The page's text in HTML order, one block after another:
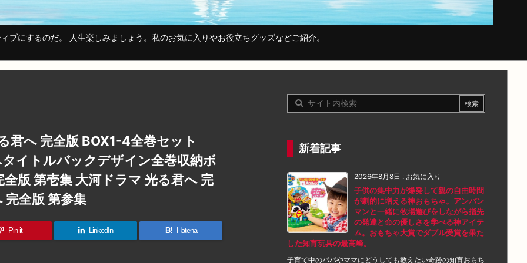
にするのだ。 人生楽しみましょう。私のお気に入りやお役立ちグッズなどご紹介。
君へ 完全版 BOX1-4全巻セット
イトルバックデザイン全巻収納ボ
版 第壱集 大河ドラマ 光る君へ 完
完全版 第参集
Pin it LinkedIn B! Hatena
新着記事
2026年8月8日 : お気に入り
子供の集中力が爆発して親の自由時間
が劇的に増える神おもちゃ。アンパン
マンと一緒に牧場遊びをしながら指先
の発達と命の優しさを学べる神アイテ
ム。おもちゃ大賞でダブル受賞を果た
した知育玩具の最高峰。
子育て中のパパやママにどうしても教えたい奇跡の知育おもち